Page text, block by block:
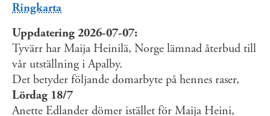
Ringkarta
Uppdatering 2026-07-07:
Tyvärr har Maija Heinilä, Norge lämnad återbud till
vår utställning i Apalby.
Det betyder följande domarbyte på hennes raser,
Lördag 18/7
Anette Edlander dömer istället för Maija Heini,